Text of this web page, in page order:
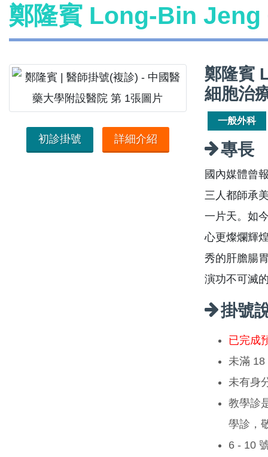
鄭隆賓 Long-Bin Jeng
初診掛號 詳細介紹
鄭隆賓
細胞治
一般外科
專長
國內媒體曾
三人都師承
一片天。如
心更燦爛輝
秀的肝膽腸
演功不可滅
掛號
已完成
未滿 18
未有身
教學診
學診，
6 - 10